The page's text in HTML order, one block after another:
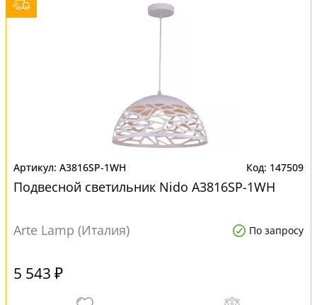
A3816SP-1WH 147509
Подвесной светильник Nido A3816SP-1WH
Arte Lamp (Италия) По запросу
5 543 ₽